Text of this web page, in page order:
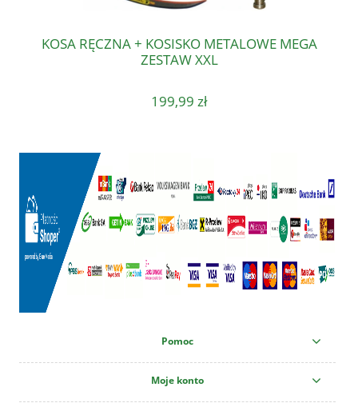
KOSA RĘCZNA + KOSISKO METALOWE MEGA
ZESTAW XXL
199,99 zł
Pomoc
Moje konto